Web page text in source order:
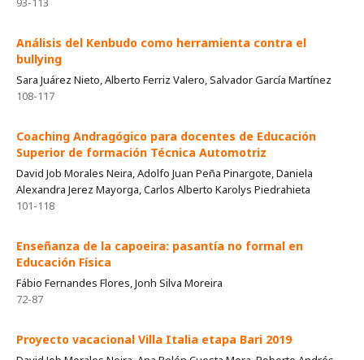
Análisis del Kenbudo como herramienta contra el
bullying
Sara Juárez Nieto, Alberto Ferriz Valero, Salvador García Martínez
108-117
Coaching Andragógico para docentes de Educación
Superior de formación Técnica Automotriz
David Job Morales Neira, Adolfo Juan Peña Pinargote, Daniela
Alexandra Jerez Mayorga, Carlos Alberto Karolys Piedrahieta
101-118
Enseñanza de la capoeira: pasantía no formal en
Educación Física
Fábio Fernandes Flores, Jonh Silva Moreira
72-87
Proyecto vacacional Villa Italia etapa Bari 2019